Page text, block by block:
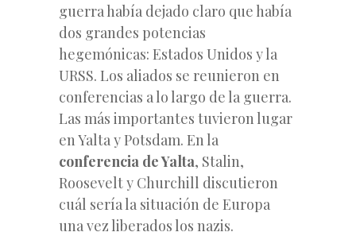
guerra había dejado claro que había
dos grandes potencias
hegemónicas: Estados Unidos y la
URSS. Los aliados se reunieron en
conferencias a lo largo de la guerra.
Las más importantes tuvieron lugar
en Yalta y Potsdam. En la
conferencia de Yalta, Stalin,
Roosevelt y Churchill discutieron
cuál sería la situación de Europa
una vez liberados los nazis.